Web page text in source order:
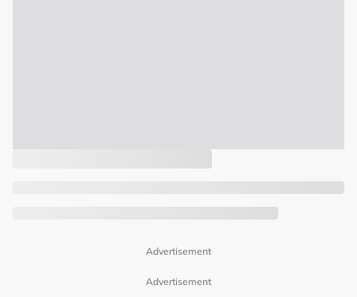
Advertisement
Advertisement